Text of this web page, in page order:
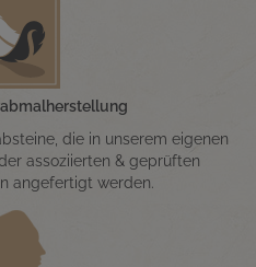
die in unserem eigenen
assoziierten & geprüften
angefertigt werden.